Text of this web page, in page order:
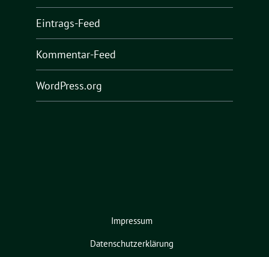
Eintrags-Feed
Kommentar-Feed
WordPress.org
Impressum
Datenschutzerklärung